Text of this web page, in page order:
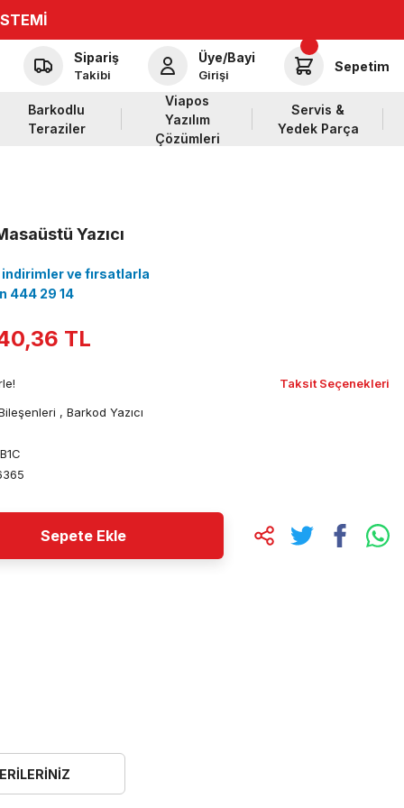
Sipariş
Takibi
Üye/Bayi
Girişi
Sepetim
Barkodlu
Teraziler
Viapos
Yazılım
Çözümleri
Servis &
Yedek Parça
Yazıcı
ve fırsatlarla
444 29 14
TL
Taksit Seçenekleri
, Barkod Yazıcı
Sepete Ekle